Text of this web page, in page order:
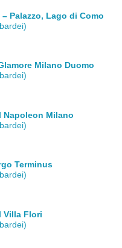
– Palazzo, Lago di Como
Milano Duomo
Napoleon Milano
Terminus
Villa Flori